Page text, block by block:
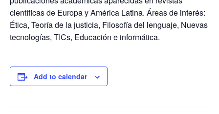
científicas de Europa y América Latina. Áreas de interés:
Ética, Teoría de la justicia, Filosofía del lenguaje, Nuevas
tecnologías, TICs, Educación e informática.
Add to calendar